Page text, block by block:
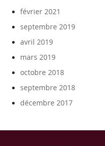
février 2021
septembre 2019
avril 2019
mars 2019
octobre 2018
septembre 2018
décembre 2017